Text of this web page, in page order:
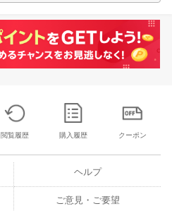
閲覧履歴 購入履歴 クーポン
ヘルプ
ご意見・ご要望